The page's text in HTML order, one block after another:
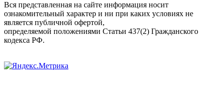
Вся представленная на сайте информация носит
ознакомительный характер и ни при каких условиях не
является публичной офертой,
определяемой положениями Статьи 437(2) Гражданского
кодекса РФ.